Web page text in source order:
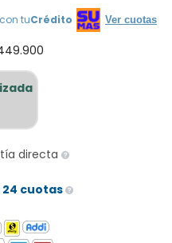
con tuCrédito Ver cuotas
directa
24 cuotas